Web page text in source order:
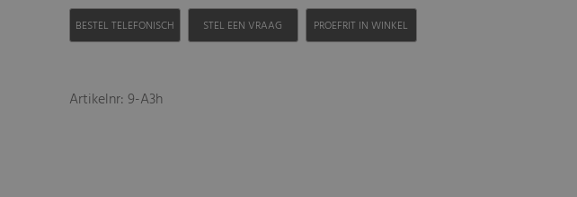
BESTEL TELEFONISCH STEL EEN VRAAG PROEFRIT IN WINKEL
Artikelnr: 9-A3h